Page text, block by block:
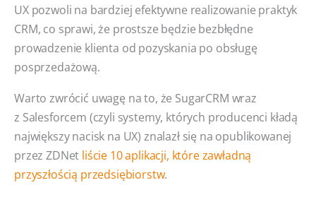
UX pozwoli na bardziej efektywne realizowanie praktyk
CRM, co sprawi, że prostsze będzie bezbłędne
prowadzenie klienta od pozyskania po obsługę
posprzedażową.
Warto zwrócić uwagę na to, że SugarCRM wraz
z Salesforcem (czyli systemy, których producenci kładą
największy nacisk na UX) znalazł się na opublikowanej
przez ZDNet liście 10 aplikacji, które zawładną
przyszłością przedsiębiorstw.